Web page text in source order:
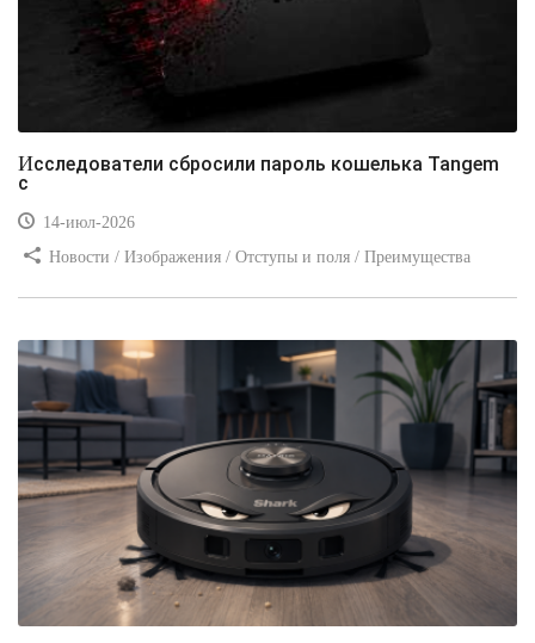
Исследователи сбросили пароль кошелька Tangem
с
14-июл-2026
Новости / Изображения / Отступы и поля / Преимущества